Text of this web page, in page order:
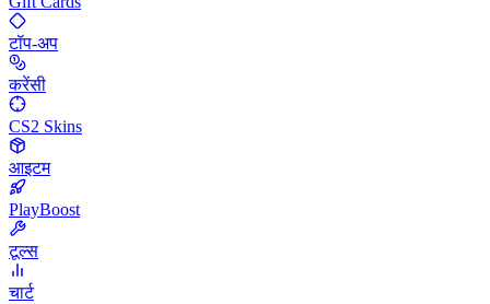
टॉप-अप
करेंसी
CS2 Skins
आइटम
PlayBoost
टूल्स
चार्ट